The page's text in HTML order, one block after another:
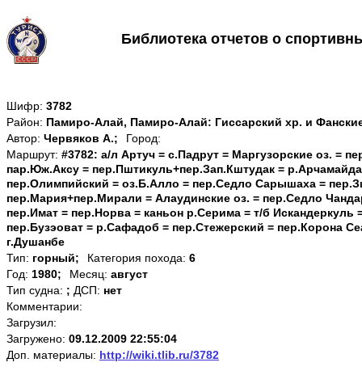
Библиотека отчетов о
Шифр: 3782
Район: Памиро-Алай, Памиро-Алай: Гиссарский хр. и
Автор: Червяков А.;
Город:
Маршрут: #3782: а/л Артуч = с.Падрут = Маргузорские оз. =
пар.Юж.Аксу = пер.Пштикуль+пер.Зап.Кштудак =
пер.Олимпийский = оз.Б.Алло = пер.Седло Сарышаха =
пер.Мария+пер.Мирали = Алаудинские оз. = пер.Седло
пер.Имат = пер.Норва = каньон р.Серима = т/б Искандеркуль
пер.Бузэоват = р.Сафадоб = пер.Стежерский = пер.Корона
г.Душанбе
Тип: горный; Категория похода: 6
Год: 1980; Месяц: август
Тип судна: ; ДСП: нет
Комментарии:
Загрузил:
Загружено: 09.12.2009 22:55:04
Доп. материалы: http://wiki.tlib.ru/3782